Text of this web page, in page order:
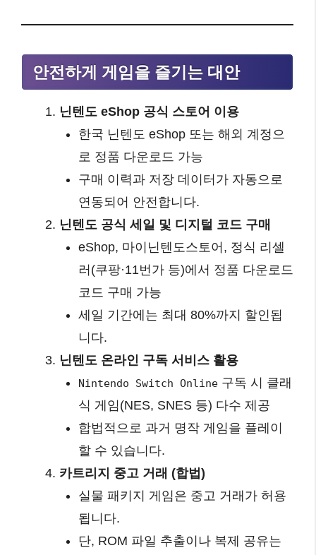
안전하게 게임을 즐기는 대안
닌텐도 eShop 공식 스토어 이용
한국 닌텐도 eShop 또는 해외 계정으
로 정품 다운로드 가능
구매 이력과 저장 데이터가 자동으로
연동되어 안전합니다.
닌텐도 공식 세일 및 디지털 코드 구매
eShop, 마이닌텐도스토어, 정식 리셀
러(쿠팡·11번가 등)에서 정품 다운로드
코드 구매 가능
세일 기간에는 최대 80%까지 할인됩
니다.
닌텐도 온라인 구독 서비스 활용
Nintendo Switch Online 구독 시 클래
식 게임(NES, SNES 등) 다수 제공
합법적으로 과거 명작 게임을 플레이
할 수 있습니다.
카트리지 중고 거래 (합법)
실물 패키지 게임은 중고 거래가 허용
됩니다.
단, ROM 파일 추출이나 복제 공유는